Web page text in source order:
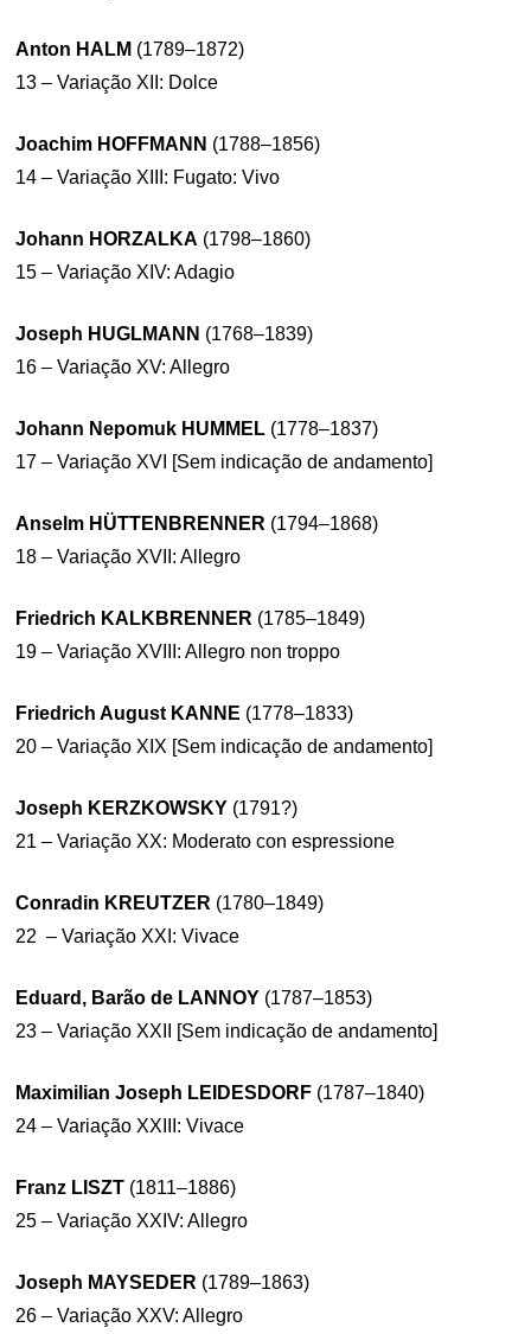
Anton HALM (1789–1872)
13 – Variação XII: Dolce
Joachim HOFFMANN (1788–1856)
14 – Variação XIII: Fugato: Vivo
Johann HORZALKA (1798–1860)
15 – Variação XIV: Adagio
Joseph HUGLMANN (1768–1839)
16 – Variação XV: Allegro
Johann Nepomuk HUMMEL (1778–1837)
17 – Variação XVI [Sem indicação de andamento]
Anselm HÜTTENBRENNER (1794–1868)
18 – Variação XVII: Allegro
Friedrich KALKBRENNER (1785–1849)
19 – Variação XVIII: Allegro non troppo
Friedrich August KANNE (1778–1833)
20 – Variação XIX [Sem indicação de andamento]
Joseph KERZKOWSKY (1791?)
21 – Variação XX: Moderato con espressione
Conradin KREUTZER (1780–1849)
22 – Variação XXI: Vivace
Eduard, Barão de LANNOY (1787–1853)
23 – Variação XXII [Sem indicação de andamento]
Maximilian Joseph LEIDESDORF (1787–1840)
24 – Variação XXIII: Vivace
Franz LISZT (1811–1886)
25 – Variação XXIV: Allegro
Joseph MAYSEDER (1789–1863)
26 – Variação XXV: Allegro